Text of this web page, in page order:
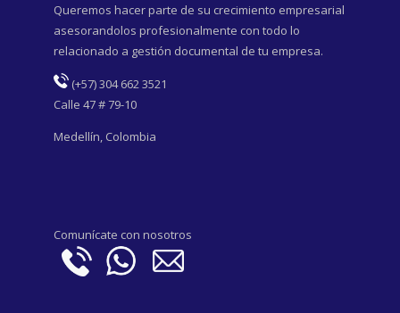
Queremos hacer parte de su crecimiento empresarial
asesorandolos profesionalmente con todo lo
relacionado a gestión documental de tu empresa.
(+57) 304 662 3521
Calle 47 # 79-10
Medellín, Colombia
Comunícate con nosotros